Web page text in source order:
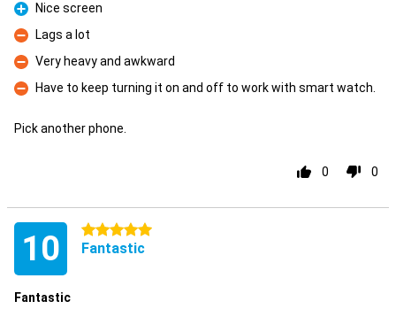
Pro
Nice screen
Con
Lags a lot
Con
Very heavy and awkward
Con
Have to keep turning it on and off to work with smart watch.
Pick another phone.
0 0
10 5 stars
Fantastic
Fantastic